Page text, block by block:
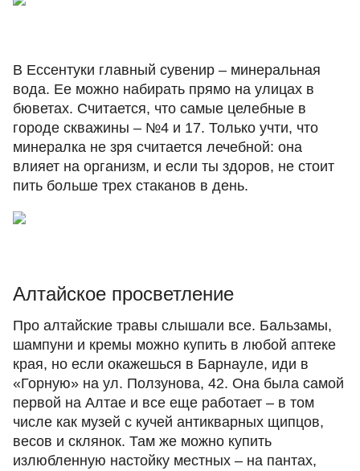
В Ессентуки главный сувенир – минеральная
вода. Ее можно набирать прямо на улицах в
бюветах. Считается, что самые целебные в
городе скважины ‒ №4 и 17. Только учти, что
минералка не зря считается лечебной: она
влияет на организм, и если ты здоров, не стоит
пить больше трех стаканов в день.
Алтайское просветление
Про алтайские травы слышали все. Бальзамы,
шампуни и кремы можно купить в любой аптеке
края, но если окажешься в Барнауле, иди в
«Горную» на ул. Ползунова, 42. Она была самой
первой на Алтае и все еще работает – в том
числе как музей с кучей антикварных щипцов,
весов и склянок. Там же можно купить
излюбленную настойку местных – на пантах,